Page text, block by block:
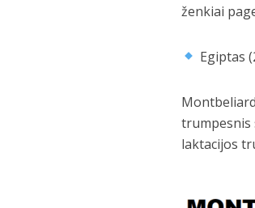
ženkiai
Egiptas
trumpesnis
laktacijos